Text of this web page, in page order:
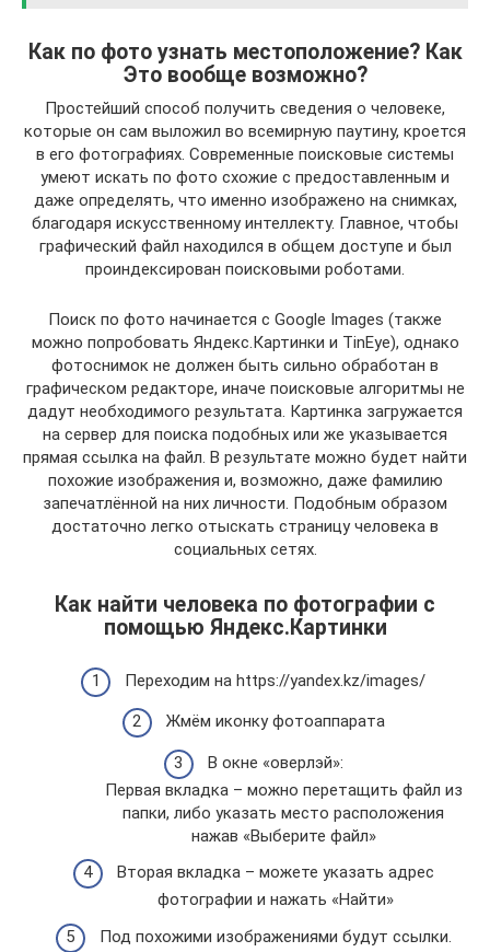
Как по фото узнать местоположение? Как
Это вообще возможно?
Простейший способ получить сведения о человеке,
которые он сам выложил во всемирную паутину, кроется
в его фотографиях. Современные поисковые системы
умеют искать по фото схожие с предоставленным и
даже определять, что именно изображено на снимках,
благодаря искусственному интеллекту. Главное, чтобы
графический файл находился в общем доступе и был
проиндексирован поисковыми роботами.
Поиск по фото начинается с Google Images (также
можно попробовать Яндекс.Картинки и TinEye), однако
фотоснимок не должен быть сильно обработан в
графическом редакторе, иначе поисковые алгоритмы не
дадут необходимого результата. Картинка загружается
на сервер для поиска подобных или же указывается
прямая ссылка на файл. В результате можно будет найти
похожие изображения и, возможно, даже фамилию
запечатлённой на них личности. Подобным образом
достаточно легко отыскать страницу человека в
социальных сетях.
Как найти человека по фотографии с
помощью Яндекс.Картинки
Переходим на https://yandex.kz/images/
Жмём иконку фотоаппарата
В окне «оверлэй»:
Первая вкладка – можно перетащить файл из
папки, либо указать место расположения
нажав «Выберите файл»
Вторая вкладка – можете указать адрес
фотографии и нажать «Найти»
Под похожими изображениями будут ссылки.